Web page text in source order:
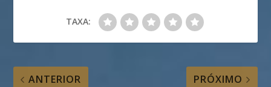
TAXA:
ANTERIOR PRÓXIMO